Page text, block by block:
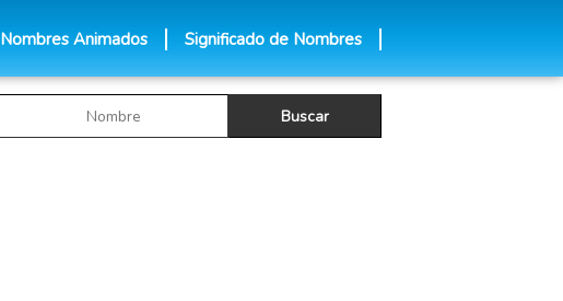
Nombres Animados Significado de Nombres